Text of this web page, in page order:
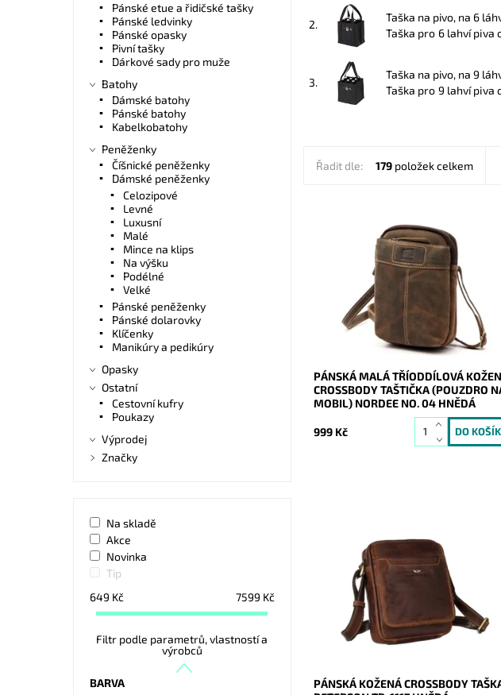
2.
Taška na pivo, na 6
Taška pro 6 lahví piva
3.
Taška na pivo, na 9
Taška pro 9 lahví piva
Řadit dle: 179položek celkem
Malá pánská crossbody taštička
Nordee v hnědé barvě, která je velmi
prakticky rozdělena rovnou na tři
samostatné oddíly.
Dostupnost:
Skladem
20967
Značka:
Nordee
2 roky
PÁNSKÁ MALÁ TŘÍODDÍLOVÁ
CROSSBODY TAŠTIČKA (POUZDRO
MOBIL) NORDEE NO. 04 HNĚDÁ
999 Kč
Malá až středně velká hnědá pánská
kožená crossbody taška zaručuje
komfort při každodenním užití.
Dostupnost:
Značka:
Peterson
Záruka:
2 roky
PÁNSKÁ KOŽENÁ CROSSBODY
Pánské etue a řidičské tašky
Pánské ledvinky
Pánské opasky
Pivní tašky
Dárkové sady pro muže
Batohy
Dámské batohy
Pánské batohy
Kabelkobatohy
Peněženky
Číšnické peněženky
Dámské peněženky
Celozipové
Levné
Luxusní
Malé
Mince na klips
Na výšku
Podélné
Velké
Pánské peněženky
Pánské dolarovky
Klíčenky
Manikúry a pedikúry
Opasky
Ostatní
Cestovní kufry
Poukazy
Výprodej
Značky
Na skladě
Akce
Novinka
Tip
649 Kč 7599 Kč
Filtr podle parametrů, vlastností a
výrobců
BARVA